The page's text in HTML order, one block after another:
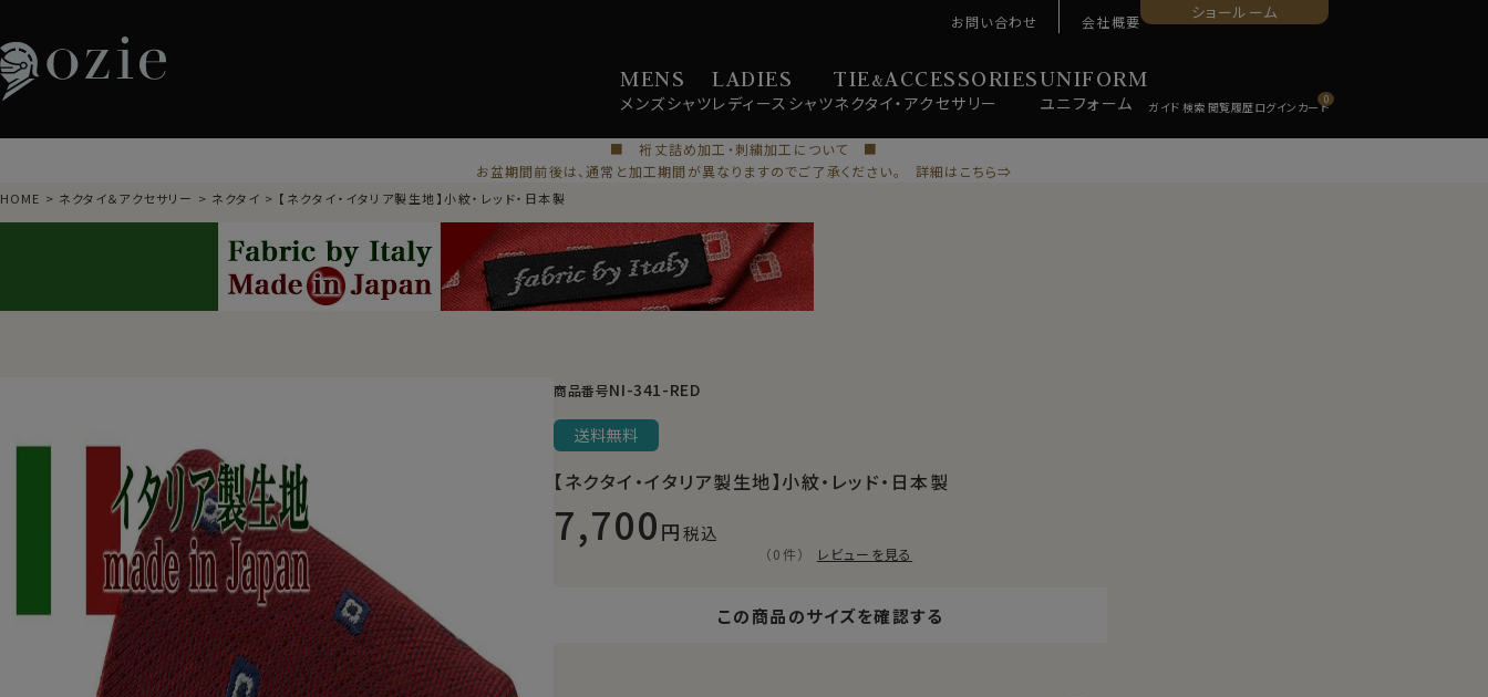
MENS
メンズシャツ
LADIES
レディース シャツ
TIE&ACCESSORIES
ネクタイ・ アクセサリー
UNIFORM
ユニ フォーム
お問い合わせ 会社概要 ショールーム
0
■ 裄丈詰め加工・刺繍加工について ■
お盆期間前後は、通常と加工期間が異なりますのでご了承ください。 詳細はこちら⇒
HOME ネクタイ＆アクセサリー ネクタイ 【ネクタイ・イタリア製生地】小紋・レッド・日本製
商品番号NI-341-RED
送料無料
【ネクタイ・イタリア製生地】小紋・レッド・日本製
7,700 税込
（0件） レビューを見る
この商品のサイズを確認する